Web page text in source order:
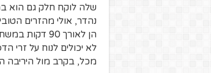
שלה לוקח חלק גם הוא
נהדר, אולי מהזרים
הן לאורך 90
לא יכולים לנוח על זרי
מכל, בקרב מול היריבה